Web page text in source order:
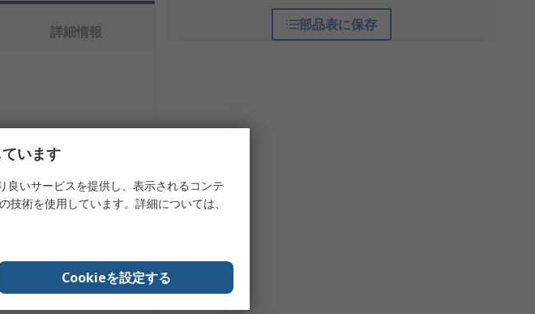
部品表に保存
詳細情報
compatible) -
います
良いサービスを提供し、表示されるコンテ
術を使用しています。詳細については、
Cookieを設定する